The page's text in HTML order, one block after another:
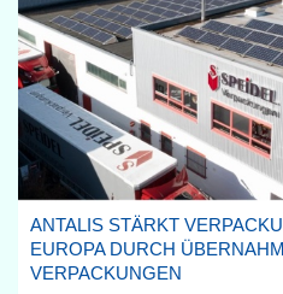
ANTALIS STÄRKT
EUROPA DURCH
VERPACKUNGEN